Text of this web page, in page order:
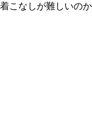
こなしが難しいの